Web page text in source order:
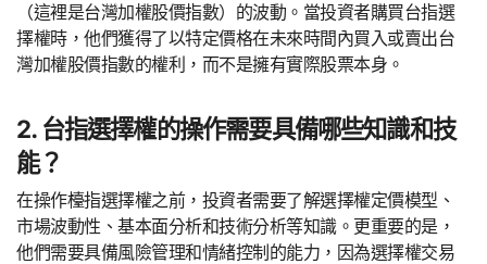
（這裡是台灣加權股價指數）的波動。當投資者購買台指選
擇權時，他們獲得了以特定價格在未來時間內買入或賣出台
灣加權股價指數的權利，而不是擁有實際股票本身。
2. 台指選擇權的操作需要具備哪些知識和技
能？
在操作檯指選擇權之前，投資者需要了解選擇權定價模型、
市場波動性、基本面分析和技術分析等知識。更重要的是，
他們需要具備風險管理和情緒控制的能力，因為選擇權交易